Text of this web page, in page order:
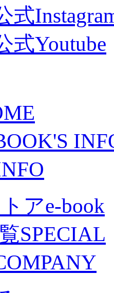
式
式Youtube
アe-book
SPECIAL